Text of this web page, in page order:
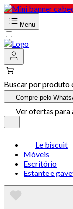
Menu
Buscar por produto
Compre pelo
Ver ofertas para
Le biscuit
Móveis
Escritório
Estante e